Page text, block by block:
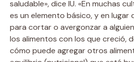
saludable», dice IU. «En muchas
es un elemento básico, y en lugar
para cortar o avergonzar a
los alimentos con los que creció,
cómo puede agregar otros